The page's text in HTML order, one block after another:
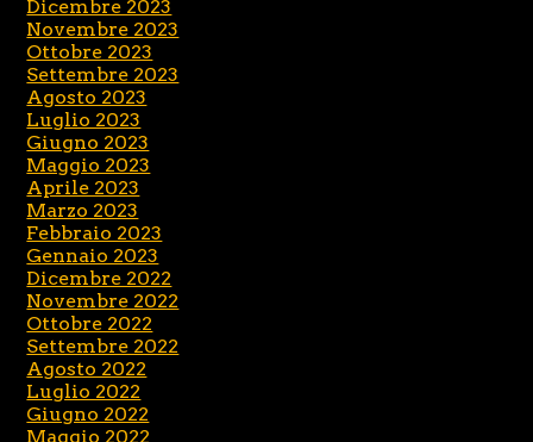
Dicembre 2023
Novembre 2023
Ottobre 2023
Settembre 2023
Agosto 2023
Luglio 2023
Giugno 2023
Maggio 2023
Aprile 2023
Marzo 2023
Febbraio 2023
Gennaio 2023
Dicembre 2022
Novembre 2022
Ottobre 2022
Settembre 2022
Agosto 2022
Luglio 2022
Giugno 2022
Maggio 2022